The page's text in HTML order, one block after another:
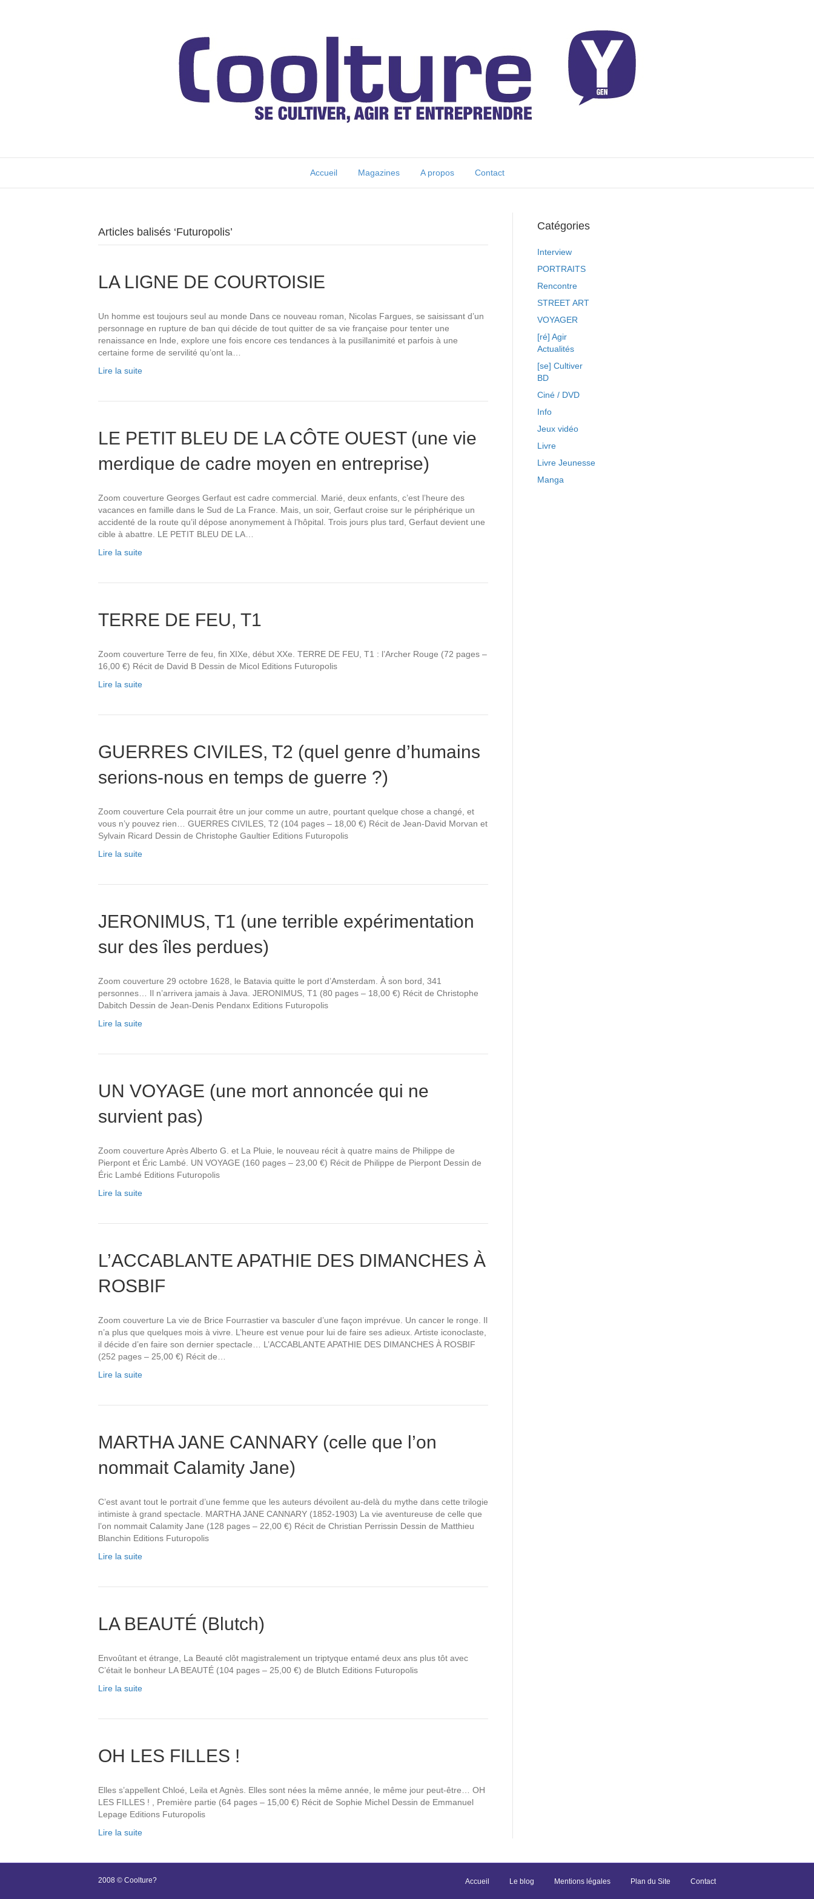
Accueil Magazines A propos Contact
Articles balisés ‘Futuropolis’
LA LIGNE DE COURTOISIE
Un homme est toujours seul au monde Dans ce nouveau roman, Nicolas Fargues, se saisissant d’un
personnage en rupture de ban qui décide de tout quitter de sa vie française pour tenter une
renaissance en Inde, explore une fois encore ces tendances à la pusillanimité et parfois à une
certaine forme de servilité qu’ont la…
Lire la suite
LE PETIT BLEU DE LA CÔTE OUEST (une vie
merdique de cadre moyen en entreprise)
Zoom couverture Georges Gerfaut est cadre commercial. Marié, deux enfants, c’est l’heure des
vacances en famille dans le Sud de La France. Mais, un soir, Gerfaut croise sur le périphérique un
accidenté de la route qu’il dépose anonymement à l’hôpital. Trois jours plus tard, Gerfaut devient une
cible à abattre. LE PETIT BLEU DE LA…
Lire la suite
TERRE DE FEU, T1
Zoom couverture Terre de feu, fin XIXe, début XXe. TERRE DE FEU, T1 : l’Archer Rouge (72 pages –
16,00 €) Récit de David B Dessin de Micol Editions Futuropolis
Lire la suite
GUERRES CIVILES, T2 (quel genre d’humains
serions-nous en temps de guerre ?)
Zoom couverture Cela pourrait être un jour comme un autre, pourtant quelque chose a changé, et
vous n’y pouvez rien… GUERRES CIVILES, T2 (104 pages – 18,00 €) Récit de Jean-David Morvan et
Sylvain Ricard Dessin de Christophe Gaultier Editions Futuropolis
Lire la suite
JERONIMUS, T1 (une terrible expérimentation
sur des îles perdues)
Zoom couverture 29 octobre 1628, le Batavia quitte le port d’Amsterdam. À son bord, 341
personnes… Il n’arrivera jamais à Java. JERONIMUS, T1 (80 pages – 18,00 €) Récit de Christophe
Dabitch Dessin de Jean-Denis Pendanx Editions Futuropolis
Lire la suite
UN VOYAGE (une mort annoncée qui ne
survient pas)
Zoom couverture Après Alberto G. et La Pluie, le nouveau récit à quatre mains de Philippe de
Pierpont et Éric Lambé. UN VOYAGE (160 pages – 23,00 €) Récit de Philippe de Pierpont Dessin de
Éric Lambé Editions Futuropolis
Lire la suite
L’ACCABLANTE APATHIE DES DIMANCHES À
ROSBIF
Zoom couverture La vie de Brice Fourrastier va basculer d’une façon imprévue. Un cancer le ronge. Il
n’a plus que quelques mois à vivre. L’heure est venue pour lui de faire ses adieux. Artiste iconoclaste,
il décide d’en faire son dernier spectacle… L’ACCABLANTE APATHIE DES DIMANCHES À ROSBIF
(252 pages – 25,00 €) Récit de…
Lire la suite
MARTHA JANE CANNARY (celle que l’on
nommait Calamity Jane)
C’est avant tout le portrait d’une femme que les auteurs dévoilent au-delà du mythe dans cette trilogie
intimiste à grand spectacle. MARTHA JANE CANNARY (1852-1903) La vie aventureuse de celle que
l’on nommait Calamity Jane (128 pages – 22,00 €) Récit de Christian Perrissin Dessin de Matthieu
Blanchin Editions Futuropolis
Lire la suite
LA BEAUTÉ (Blutch)
Envoûtant et étrange, La Beauté clôt magistralement un triptyque entamé deux ans plus tôt avec
C’était le bonheur LA BEAUTÉ (104 pages – 25,00 €) de Blutch Editions Futuropolis
Lire la suite
OH LES FILLES !
Elles s’appellent Chloé, Leila et Agnès. Elles sont nées la même année, le même jour peut-être… OH
LES FILLES ! , Première partie (64 pages – 15,00 €) Récit de Sophie Michel Dessin de Emmanuel
Lepage Editions Futuropolis
Lire la suite
Catégories
Interview
PORTRAITS
Rencontre
STREET ART
VOYAGER
[ré] Agir
Actualités
[se] Cultiver
BD
Ciné / DVD
Info
Jeux vidéo
Livre
Livre Jeunesse
Manga
2008 © Coolture? Accueil Le blog Mentions légales Plan du Site Contact